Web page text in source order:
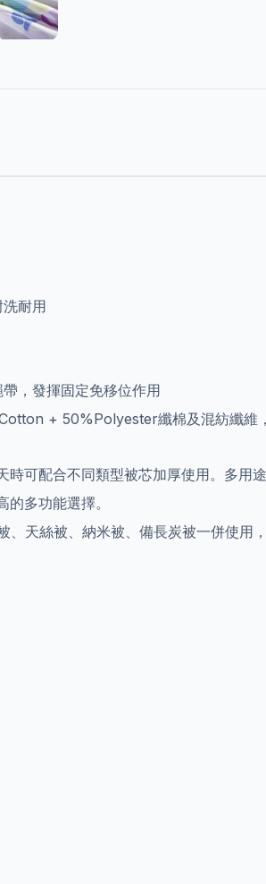
耐用
，發揮固定免移位作用
+ 50%Polyester纖棉及混紡纖維
可配合不同類型被芯加厚使用。多用
多功能選擇。
、天絲被、納米被、備長炭被一併使用